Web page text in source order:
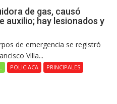
de gas, causó
auxilio; hay lesionados y
de emergencia se registró
Villa...
POLICIACA PRINCIPALES